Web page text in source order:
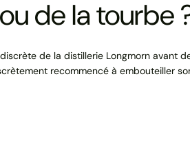
de la tourbe
de la distillerie Longmorn avant
recommencé à embouteiller